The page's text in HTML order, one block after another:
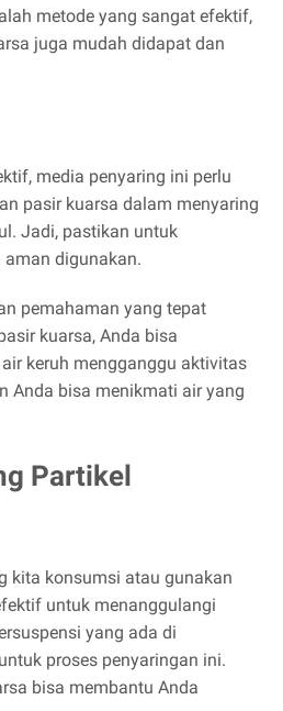
metode yang sangat efektif,
juga mudah didapat dan
media penyaring ini perlu
pasir kuarsa dalam menyaring
Jadi, pastikan untuk
aman digunakan.
pemahaman yang tepat
kuarsa, Anda bisa
keruh mengganggu aktivitas
Anda bisa menikmati air yang
Partikel
kita konsumsi atau gunakan
untuk menanggulangi
yang ada di
proses penyaringan ini.
bisa membantu Anda